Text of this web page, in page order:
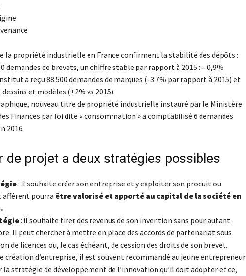
la propriété industrielle en France confirment la stabilité des dépôts :
demandes de brevets, un chiffre stable par rapport à 2015 : – 0,9%
a reçu 88 500 demandes de marques (-3.7% par rapport à 2015) et
dessins et modèles (+2% vs 2015).
nouveau titre de propriété industrielle instauré par le Ministère
Finances par loi dite « consommation » a comptabilisé 6 demandes
2016.
de projet a deux stratégies possibles
: il souhaite créer son entreprise et y exploiter son produit ou
afférent pourra être valorisé et apporté au capital de la société en
: il souhaite tirer des revenus de son invention sans pour autant
Il peut chercher à mettre en place des accords de partenariat sous
de licences ou, le cas échéant, de cession des droits de son brevet.
création d’entreprise, il est souvent recommandé au jeune entrepreneur
la stratégie de développement de l’innovation qu’il doit adopter et ce,